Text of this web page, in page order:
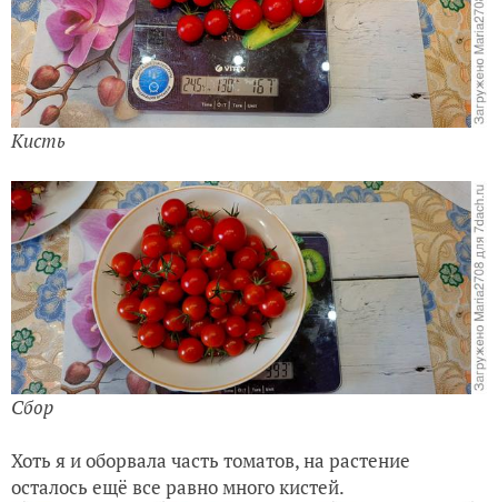
Кисть
Сбор
Хоть я и оборвала часть томатов, на растение
осталось ещё все равно много кистей.